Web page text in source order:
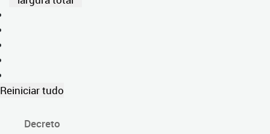
Reiniciar tudo
Decreto